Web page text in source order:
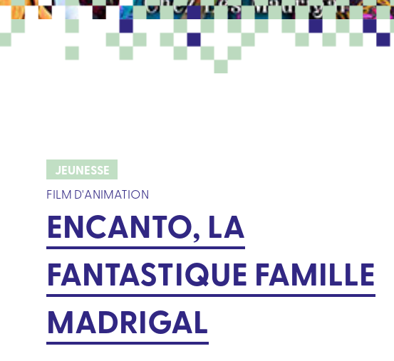
JEUNESSE
FILM D'ANIMATION
ENCANTO, LA
FANTASTIQUE FAMILLE
MADRIGAL